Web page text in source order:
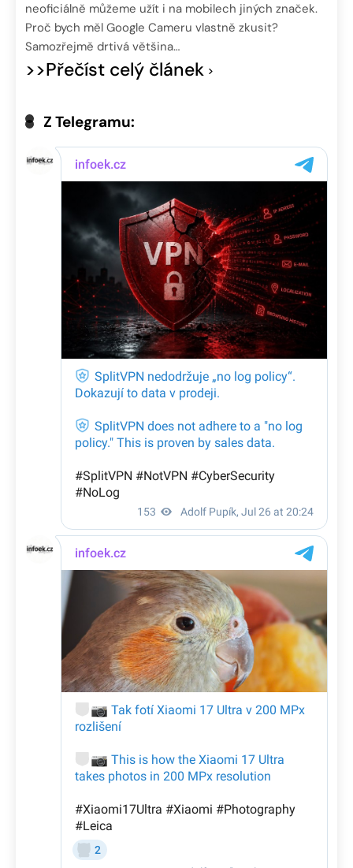
neoficiálně můžeme užít i na mobilech jiných značek.
Proč bych měl Google Cameru vlastně zkusit?
Samozřejmě drtivá většina…
>>Přečíst celý článek
Z Telegramu: